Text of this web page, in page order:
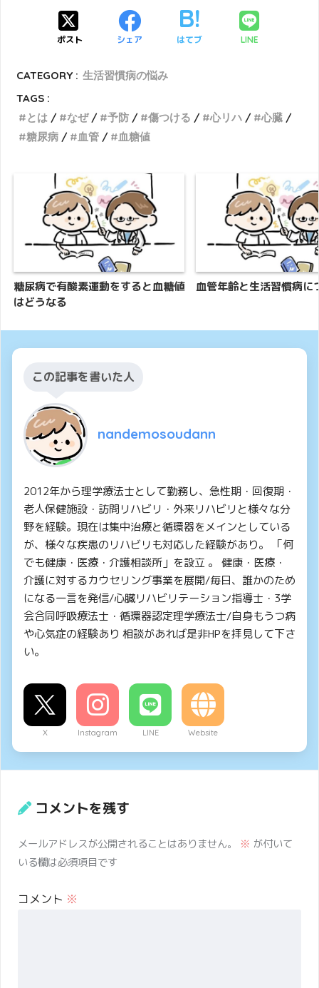
ポスト シェア はてブ LINE
CATEGORY : 生活習慣病の悩み
TAGS :
とは
なぜ 予防 傷つける 心リハ
心臓
糖尿病
血管 血糖値
糖尿病で有酸素運動をすると血糖値
はどうなる
血管年齢と生活習慣病に
この記事を書いた人
nandemosoudann
2012年から理学療法士として勤務し、急性期・回復期・
老人保健施設・訪問リハビリ・外来リハビリと様々な分
野を経験。現在は集中治療と循環器をメインとしている
が、様々な疾患のリハビリも対応した経験があり。 「何
でも健康・医療・介護相談所」を設立 。 健康・医療・
介護に対するカウセリング事業を展開/毎日、誰かのため
になる一言を発信/心臓リハビリテーション指導士・3学
会合同呼吸療法士・循環器認定理学療法士/自身もうつ病
や心気症の経験あり 相談があれば是非HPを拝見して下さ
い。
X Instagram LINE Website
コメントを残す
メールアドレスが公開されることはありません。 ※ が付いて
いる欄は必須項目です
コメント ※